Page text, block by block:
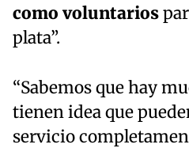
como voluntarios
plata”.
“Sabemos que hay
tienen idea que
servicio